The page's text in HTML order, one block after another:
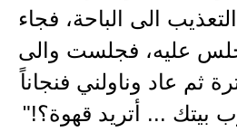
الى الباحة، فجاء
عليه، فجلست والى
عاد وناولني فنجاناً
... أتريد قهوة؟!"